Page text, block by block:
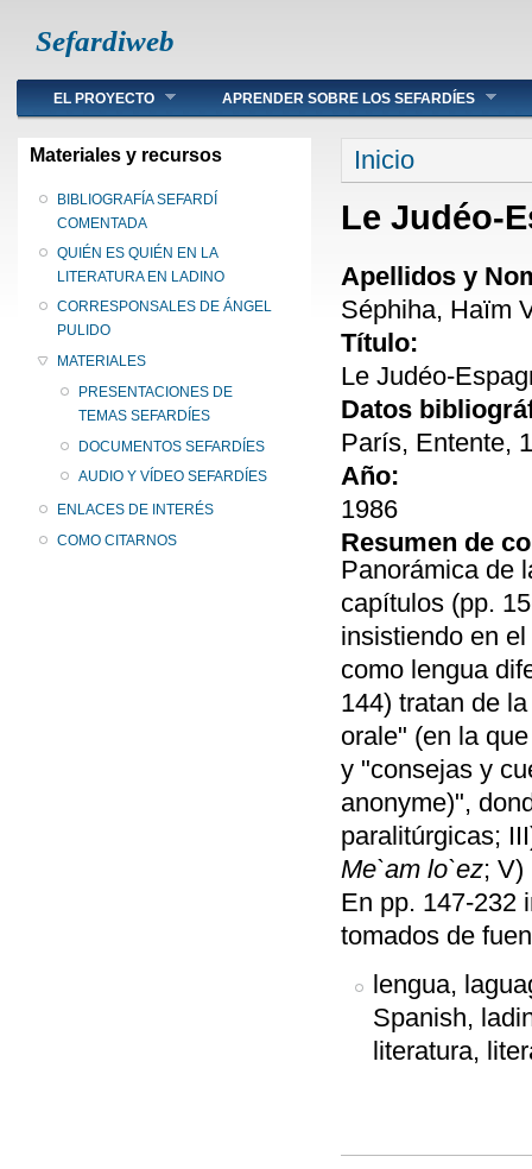
Sefardiweb
Main menu
EL PROYECTO APRENDER SOBRE LOS SEFARDÍES
Materiales y recursos
BIBLIOGRAFÍA SEFARDÍ
COMENTADA
QUIÉN ES QUIÉN EN LA
LITERATURA EN LADINO
CORRESPONSALES DE ÁNGEL
PULIDO
MATERIALES
PRESENTACIONES DE
TEMAS SEFARDÍES
DOCUMENTOS SEFARDÍES
AUDIO Y VÍDEO SEFARDÍES
ENLACES DE INTERÉS
COMO CITARNOS
Se encuentra
Inicio
Le Judéo-
Apellidos y
Séphiha, Haïm
Título:
Le Judéo-
Datos
París, Entente,
Año:
1986
Resumen de
Panorámica de
capítulos (pp.
insistiendo en
como lengua
144) tratan de
orale" (en la
y "consejas y
anonyme)",
paralitúrgicas;
Me`am lo`ez; V)
En pp. 147-232
tomados de
lengua,
Spanish,
literatura,